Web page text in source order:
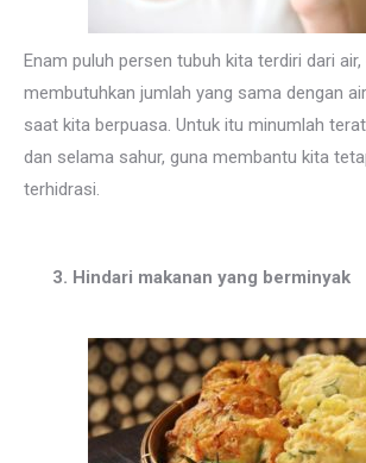
Enam puluh persen tubuh kita terdiri dari
membutuhkan jumlah yang sama dengan
saat kita berpuasa. Untuk itu minumlah
dan selama sahur, guna membantu kita
terhidrasi.
3. Hindari makanan yang berminyak